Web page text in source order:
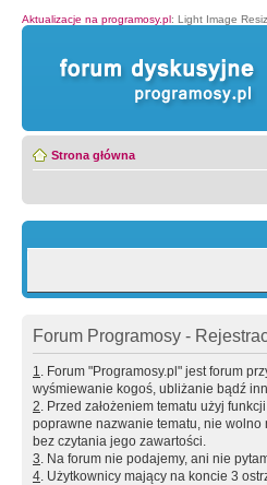
Aktualizacje na programosy.pl: Light Image
Strona główna
Forum Programosy -
1. Forum "Programosy.pl" jest forum
wyśmiewanie kogoś, ubliżanie bądź
2. Przed założeniem tematu użyj
poprawne nazwanie tematu, nie wolno
bez czytania jego zawartości.
3. Na forum nie podajemy, ani nie
4. Użytkownicy mający na koncie 3